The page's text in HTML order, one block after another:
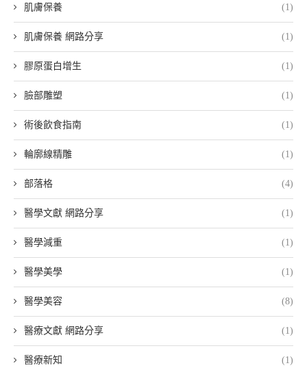
肌膚保養 (1)
肌膚保養 網路分享 (1)
膠原蛋白增生 (1)
臉部雕塑 (1)
術後飲食指南 (1)
輪廓線精雕 (1)
部落格 (4)
醫學文獻 網路分享 (1)
醫學減重 (1)
醫學美學 (1)
醫學美容 (8)
醫療文獻 網路分享 (1)
醫療新知 (1)